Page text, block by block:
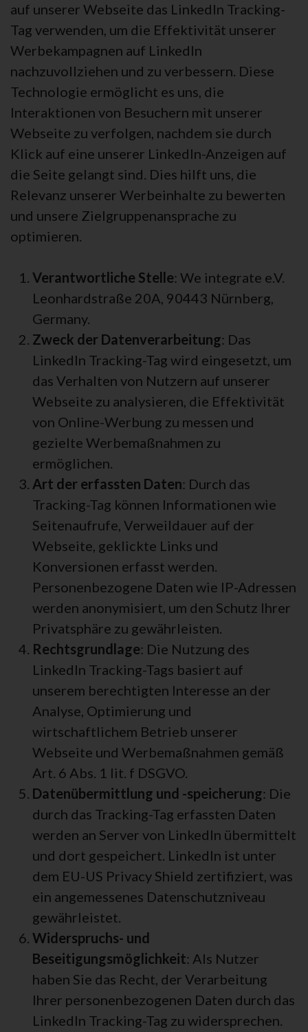
auf unserer Webseite das LinkedIn Tracking-
Tag verwenden, um die Effektivität unserer
Werbekampagnen auf LinkedIn
nachzuvollziehen und zu verbessern. Diese
Technologie ermöglicht es uns, die
Interaktionen von Besuchern mit unserer
Webseite zu verfolgen, nachdem sie durch
Klick auf eine unserer LinkedIn-Anzeigen auf
die Seite gelangt sind. Dies hilft uns, die
Relevanz unserer Werbeinhalte zu bewerten
und unsere Zielgruppenansprache zu
optimieren.
Verantwortliche Stelle: We integrate e.V.
Leonhardstraße 20A, 90443 Nürnberg,
Germany.
Zweck der Datenverarbeitung: Das
LinkedIn Tracking-Tag wird eingesetzt, um
das Verhalten von Nutzern auf unserer
Webseite zu analysieren, die Effektivität
von Online-Werbung zu messen und
gezielte Werbemaßnahmen zu
ermöglichen.
Art der erfassten Daten: Durch das
Tracking-Tag können Informationen wie
Seitenaufrufe, Verweildauer auf der
Webseite, geklickte Links und
Konversionen erfasst werden.
Personenbezogene Daten wie IP-Adressen
werden anonymisiert, um den Schutz Ihrer
Privatsphäre zu gewährleisten.
Rechtsgrundlage: Die Nutzung des
LinkedIn Tracking-Tags basiert auf
unserem berechtigten Interesse an der
Analyse, Optimierung und
wirtschaftlichem Betrieb unserer
Webseite und Werbemaßnahmen gemäß
Art. 6 Abs. 1 lit. f DSGVO.
Datenübermittlung und -speicherung: Die
durch das Tracking-Tag erfassten Daten
werden an Server von LinkedIn übermittelt
und dort gespeichert. LinkedIn ist unter
dem EU-US Privacy Shield zertifiziert, was
ein angemessenes Datenschutzniveau
gewährleistet.
Widerspruchs- und
Beseitigungsmöglichkeit: Als Nutzer
haben Sie das Recht, der Verarbeitung
Ihrer personenbezogenen Daten durch das
LinkedIn Tracking-Tag zu widersprechen.